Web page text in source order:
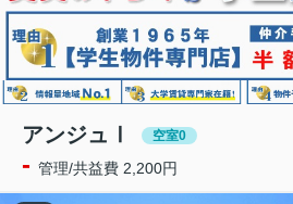
アンジュⅠ 空室0
- 管理/共益費 2,200円